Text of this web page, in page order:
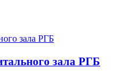
зала РГБ